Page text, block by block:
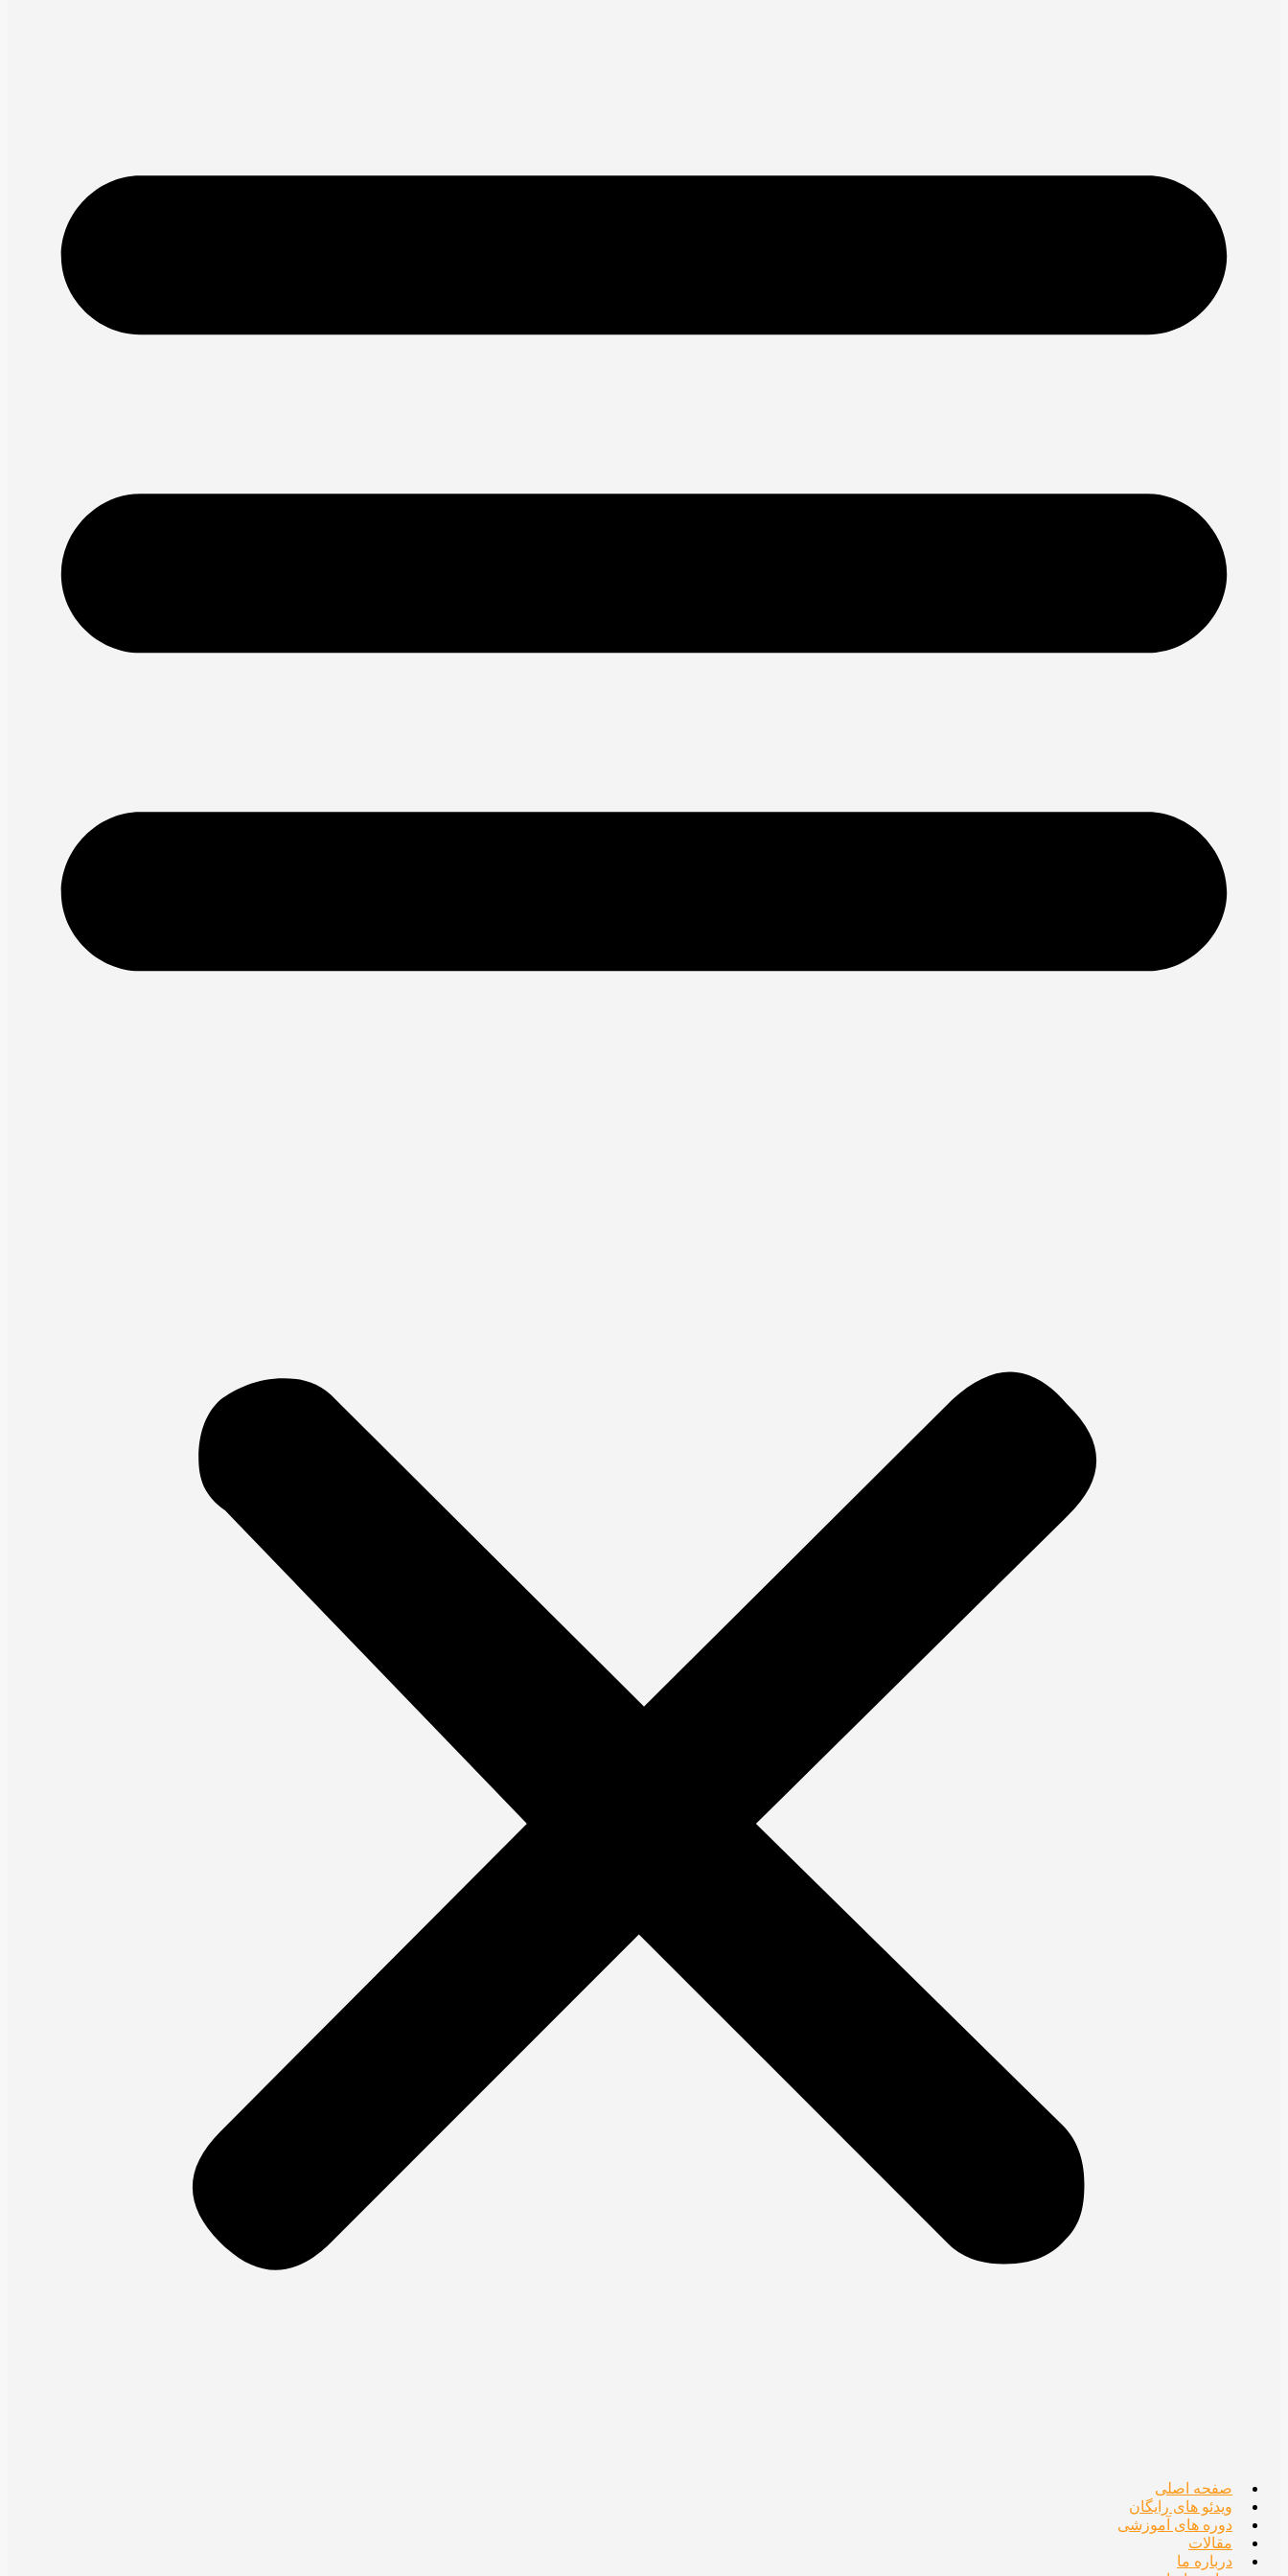
صفحه اصلی
ویدئو های رایگان
دوره های آموزشی
مقالات
درباره ما